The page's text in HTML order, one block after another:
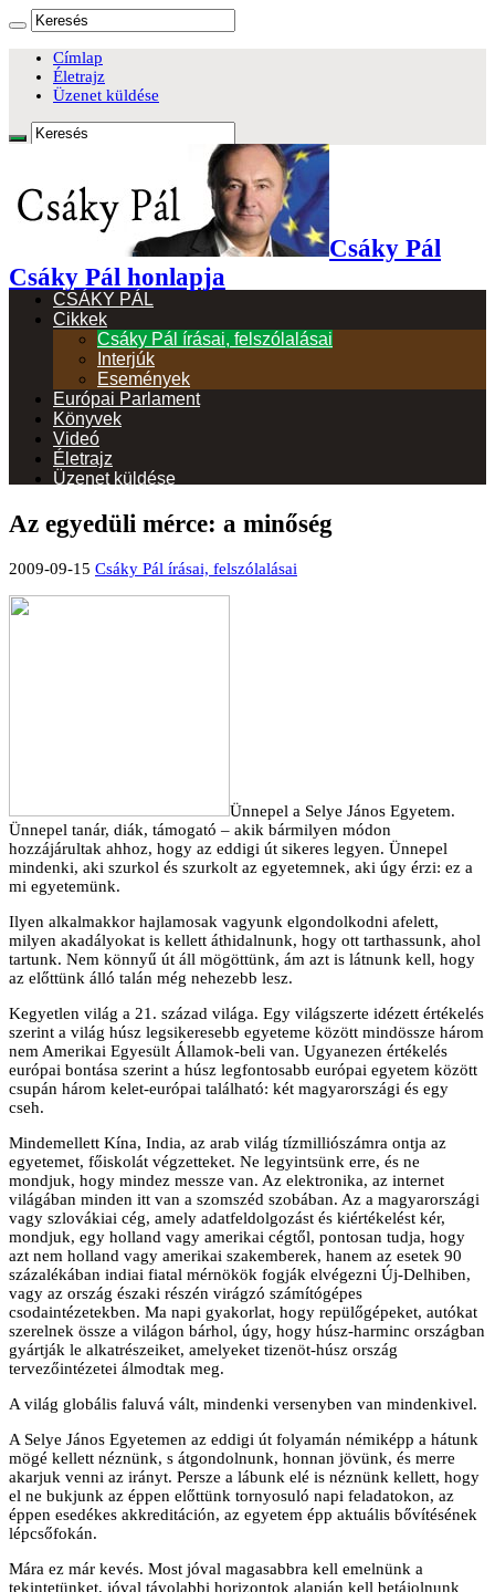
Címlap
Életrajz
Üzenet küldése
Csáky Pál
Csáky Pál honlapja
CSÁKY PÁL
Cikkek
Csáky Pál írásai, felszólalásai
Interjúk
Események
Európai Parlament
Könyvek
Videó
Életrajz
Üzenet küldése
Az egyedüli mérce: a minőség
2009-09-15 Csáky Pál írásai, felszólalásai
Ünnepel a Selye János Egyetem.
Ünnepel tanár, diák, támogató – akik bármilyen módon
hozzájárultak ahhoz, hogy az eddigi út sikeres legyen. Ünnepel
mindenki, aki szurkol és szurkolt az egyetemnek, aki úgy érzi: ez a
mi egyetemünk.
Ilyen alkalmakkor hajlamosak vagyunk elgondolkodni afelett,
milyen akadályokat is kellett áthidalnunk, hogy ott tarthassunk, ahol
tartunk. Nem könnyű út áll mögöttünk, ám azt is látnunk kell, hogy
az előttünk álló talán még nehezebb lesz.
Kegyetlen világ a 21. század világa. Egy világszerte idézett értékelés
szerint a világ húsz legsikeresebb egyeteme között mindössze három
nem Amerikai Egyesült Államok-beli van. Ugyanezen értékelés
európai bontása szerint a húsz legfontosabb európai egyetem között
csupán három kelet-európai található: két magyarországi és egy
cseh.
Mindemellett Kína, India, az arab világ tízmilliószámra ontja az
egyetemet, főiskolát végzetteket. Ne legyintsünk erre, és ne
mondjuk, hogy mindez messze van. Az elektronika, az internet
világában minden itt van a szomszéd szobában. Az a magyarországi
vagy szlovákiai cég, amely adatfeldolgozást és kiértékelést kér,
mondjuk, egy holland vagy amerikai cégtől, pontosan tudja, hogy
azt nem holland vagy amerikai szakemberek, hanem az esetek 90
százalékában indiai fiatal mérnökök fogják elvégezni Új-Delhiben,
vagy az ország északi részén virágzó számítógépes
csodaintézetekben. Ma napi gyakorlat, hogy repülőgépeket, autókat
szerelnek össze a világon bárhol, úgy, hogy húsz-harminc országban
gyártják le alkatrészeiket, amelyeket tizenöt-húsz ország
tervezőintézetei álmodtak meg.
A világ globális faluvá vált, mindenki versenyben van mindenkivel.
A Selye János Egyetemen az eddigi út folyamán némiképp a hátunk
mögé kellett néznünk, s átgondolnunk, honnan jövünk, és merre
akarjuk venni az irányt. Persze a lábunk elé is néznünk kellett, hogy
el ne bukjunk az éppen előttünk tornyosuló napi feladatokon, az
éppen esedékes akkreditáción, az egyetem épp aktuális bővítésének
lépcsőfokán.
Mára ez már kevés. Most jóval magasabbra kell emelnünk a
tekintetünket, jóval távolabbi horizontok alapján kell betájolnunk